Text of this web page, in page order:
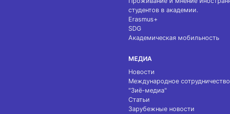
студентов в академии.
Erasmus+
SDG
Академическая мобильность
МЕДИА
Новости
Международное сотрудничество
"Зиё-медиа"
Статьи
Зарубежные новости